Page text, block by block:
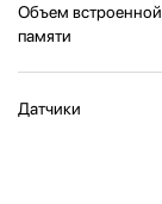
Объем встроенной
памяти
Датчики